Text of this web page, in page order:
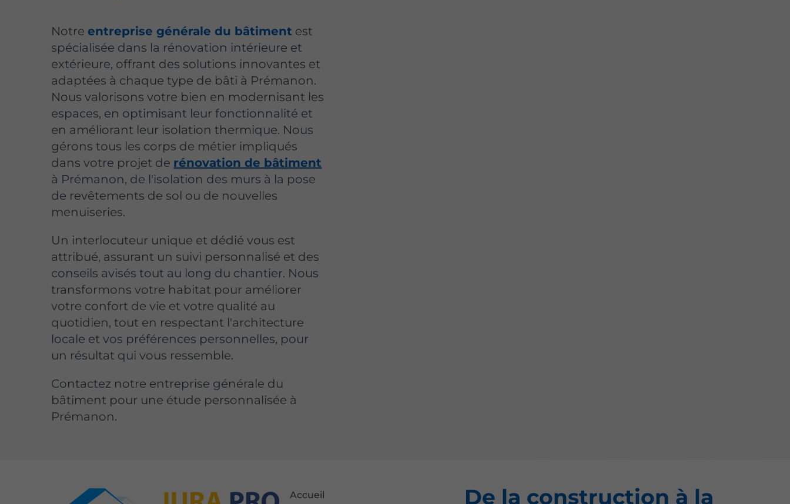
Notreentreprise générale du bâtiment est
spécialisée dans la rénovation intérieure et
extérieure, offrant des solutions innovantes et
adaptées à chaque type de bâti à Prémanon.
Nous valorisons votre bien en modernisant les
espaces, en optimisant leur fonctionnalité et
en améliorant leur isolation thermique. Nous
gérons tous les corps de métier impliqués
dans votre projet de rénovation de bâtiment
à Prémanon, de l'isolation des murs à la pose
de revêtements de sol ou de nouvelles
menuiseries.
Un interlocuteur unique et dédié vous est
attribué, assurant un suivi personnalisé et des
conseils avisés tout au long du chantier. Nous
transformons votre habitat pour améliorer
votre confort de vie et votre qualité au
quotidien, tout en respectant l'architecture
locale et vos préférences personnelles, pour
un résultat qui vous ressemble.
Contactez notre entreprise générale du
bâtiment pour une étude personnalisée à
Prémanon.
Accueil De la construction à la